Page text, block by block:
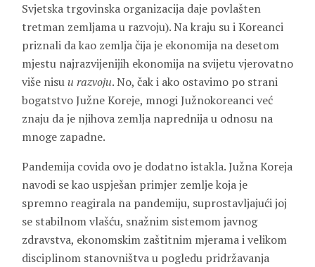
Svjetska trgovinska organizacija daje povlašten
tretman zemljama u razvoju). Na kraju su i Koreanci
priznali da kao zemlja čija je ekonomija na desetom
mjestu najrazvijenijih ekonomija na svijetu vjerovatno
više nisu u razvoju. No, čak i ako ostavimo po strani
bogatstvo Južne Koreje, mnogi Južnokoreanci već
znaju da je njihova zemlja naprednija u odnosu na
mnoge zapadne.
Pandemija covida ovo je dodatno istakla. Južna Koreja
navodi se kao uspješan primjer zemlje koja je
spremno reagirala na pandemiju, suprostavljajući joj
se stabilnom vlašću, snažnim sistemom javnog
zdravstva, ekonomskim zaštitnim mjerama i velikom
disciplinom stanovništva u pogledu pridržavanja